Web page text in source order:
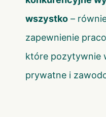
wszystko –
zapewnienie
które pozytywnie
prywatne i